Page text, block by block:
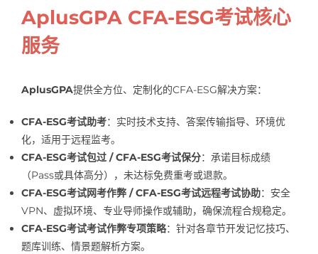
AplusGPA CFA-ESG考试核心
服务
AplusGPA提供全方位、定制化的CFA-ESG解决方案：
CFA-ESG考试助考：实时技术支持、答案传输指导、环境优
化，适用于远程监考。
CFA-ESG考试包过 / CFA-ESG考试保分：承诺目标成绩
（Pass或具体高分），未达标免费重考或退款。
CFA-ESG考试网考作弊 / CFA-ESG考试远程考试协助：安全
VPN、虚拟环境、专业导师操作或辅助，确保流程合规稳定。
CFA-ESG考试考试作弊专项策略：针对各章节开发记忆技巧、
题库训练、情景题解析方案。